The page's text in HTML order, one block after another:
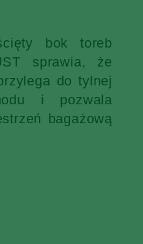
bok toreb
sprawia, że
do tylnej
i pozwala
bagażową